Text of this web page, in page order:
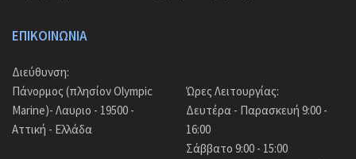
ΕΠΙΚΟΙΝΩΝΊΑ
Διεύθυνση:
Πάνορμος (πλησίον Olympic
Marine)- Λαυριο - 19500 -
Αττική - Ελλάδα
Ώρες Λειτουργίας:
Δευτέρα - Παρασκευή 9:00 -
16:00
Σάββατο 9:00 - 15:00